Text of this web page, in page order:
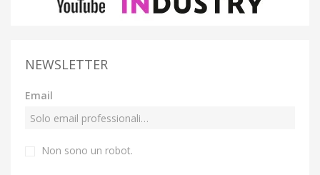
NEWSLETTER
Email
Non sono un robot.